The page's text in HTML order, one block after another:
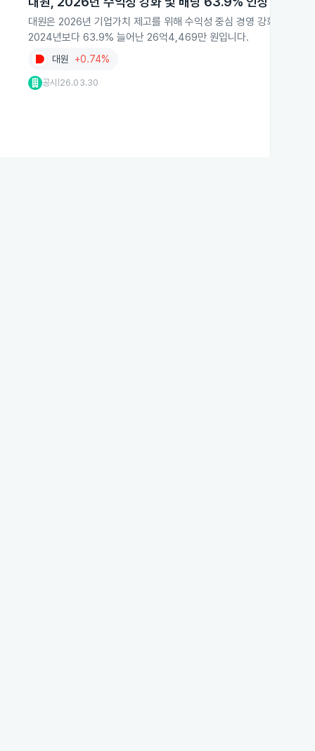
대원은 2026년 기업가치 제고를 위해 수익성 중심 경영 강화와 원가
2024년보다 63.9% 늘어난 26억4,469만 원입니다.
대원 +0.74%
공시 26.03.30